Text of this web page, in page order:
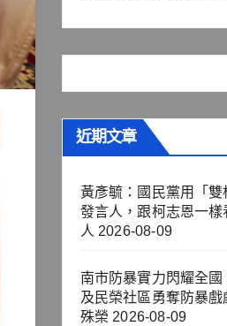
近期文章
黃彥毓：國民黨用「雙
發言人，跟柯志恩一樣
人 2026-08-09
南市防暴實力閃耀全國
及民榮社區勇奪防暴
殊榮 2026-08-09